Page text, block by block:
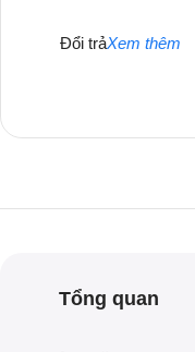
Đổi trảXem thêm
Tổng quan